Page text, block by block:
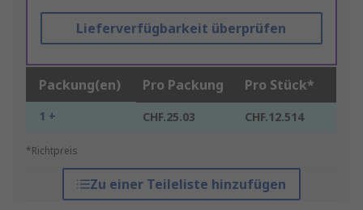
Lieferverfügbarkeit überprüfen
Packung(en) Pro Packung Pro Stück*
1 + CHF.25.03 CHF.12.514
*Richtpreis
Zu einer Teileliste hinzufügen